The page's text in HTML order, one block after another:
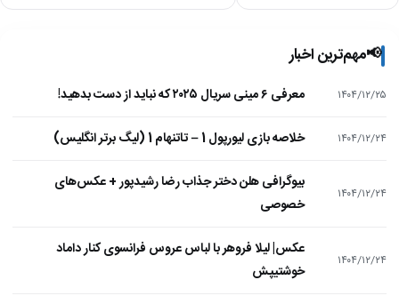
📢مهم‌ترین اخبار
۱۴۰۴/۱۲/۲۵ معرفی ۶ مینی سریال ۲۰۲۵ که نباید از دست بدهید!
۱۴۰۴/۱۲/۲۴ خلاصه بازی لیورپول 1 – تاتنهام 1 (لیگ برتر انگلیس)
۱۴۰۴/۱۲/۲۴
بیوگرافی هلن دختر جذاب رضا رشیدپور + عکس‌های
خصوصی
۱۴۰۴/۱۲/۲۴
عکس| لیلا فروهر با لباس عروس فرانسوی کنار داماد
خوشتیپش